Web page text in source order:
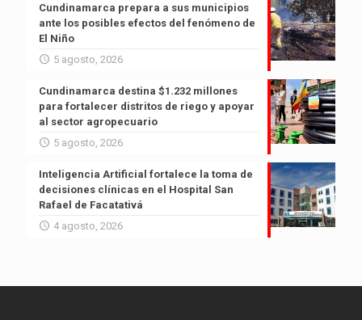
Cundinamarca prepara a sus municipios
ante los posibles efectos del fenómeno de
El Niño
5 agosto, 2026
Cundinamarca destina $1.232 millones
para fortalecer distritos de riego y apoyar
al sector agropecuario
5 agosto, 2026
Inteligencia Artificial fortalece la toma de
decisiones clínicas en el Hospital San
Rafael de Facatativá
4 agosto, 2026